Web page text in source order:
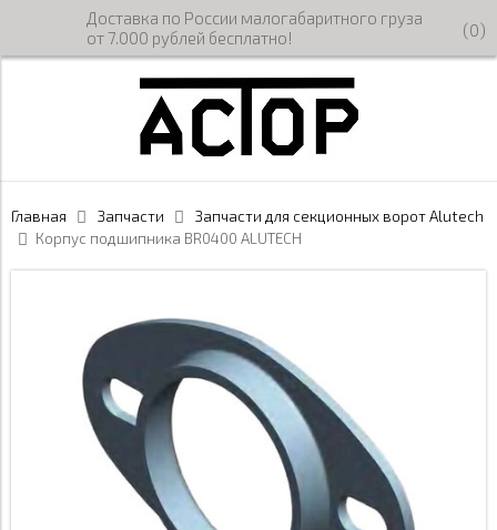
Доставка по России малогабаритного груза
от 7.000 рублей бесплатно!
(0)
Главная Запчасти
Запчасти для секционных ворот Alutech
Корпус подшипника BR0400 ALUTECH